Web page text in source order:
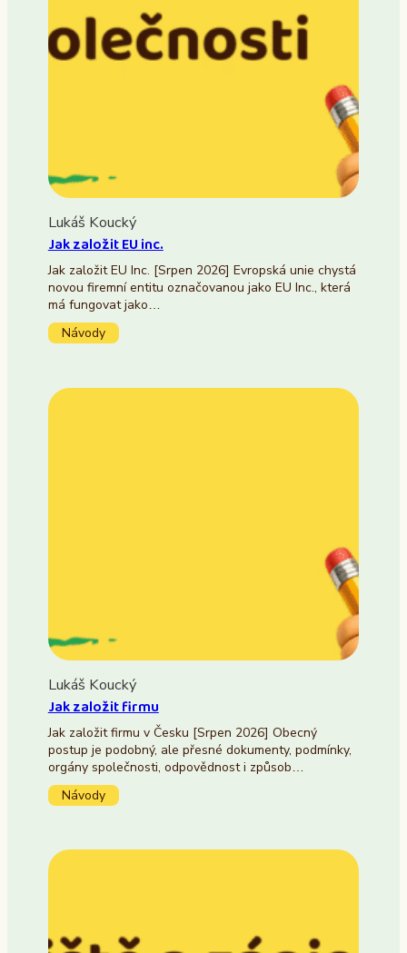
Lukáš Koucký
Jak založit EU inc.
Jak založit EU Inc. [Srpen 2026] Evropská unie chystá
novou firemní entitu označovanou jako EU Inc., která
má fungovat jako…
Návody
Lukáš Koucký
Jak založit firmu
Jak založit firmu v Česku [Srpen 2026] Obecný
postup je podobný, ale přesné dokumenty, podmínky,
orgány společnosti, odpovědnost i způsob…
Návody